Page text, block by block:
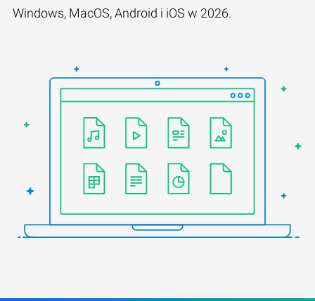
Windows, MacOS, Android i iOS w 2026.